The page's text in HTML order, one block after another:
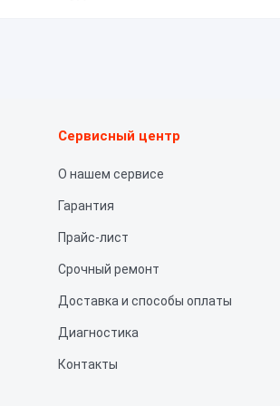
Сервисный центр
О нашем сервисе
Гарантия
Прайс-лист
Срочный ремонт
Доставка и способы оплаты
Диагностика
Контакты